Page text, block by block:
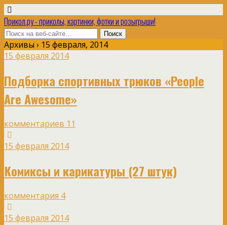
Прикол.ру - приколы, картинки, фотки и розыгрыши!
Архивы › 15 февраля, 2014
15 февраля 2014
Подборка спортивных трюков «People
Are Awesome»
комментариев 11
15 февраля 2014
Комиксы и карикатуры (27 штук)
комментария 4
15 февраля 2014